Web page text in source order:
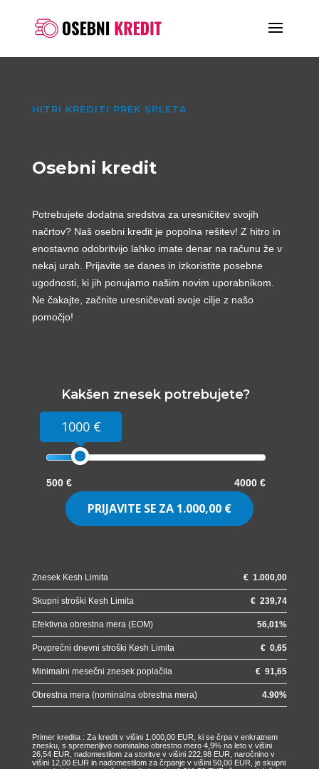
HITRI KREDITI PREK SPLETA
Osebni kredit
Potrebujete dodatna sredstva za uresničitev svojih
načrtov? Naš osebni kredit je popolna rešitev! Z hitro in
enostavno odobritvijo lahko imate denar na računu že v
nekaj urah. Prijavite se danes in izkoristite posebne
ugodnosti, ki jih ponujamo našim novim uporabnikom.
Ne čakajte, začnite uresničevati svoje cilje z našo
pomočjo!
Kakšen znesek potrebujete?
1000 €
500 € 4000 €
PRIJAVITE SE ZA 1.000,00 €
Znesek Kesh Limita €1.000,00
Skupni stroški Kesh Limita €239,74
Efektivna obrestna mera (EOM) 56,01%
Povprečni dnevni stroški Kesh Limita €0,65
Minimalni mesečni znesek poplačila €91,65
Obrestna mera (nominalna obrestna mera) 4.90%
Primer kredita : Za kredit v višini 1.000,00 EUR, ki se črpa v enkratnem
znesku, s spremenljivo nominalno obrestno mero 4,9% na leto v višini
26,54 EUR, nadomestilom za storitve v višini 222,98 EUR, naročnino v
višini 12,00 EUR in nadomestilom za črpanje v višini 50,00 EUR, je skupni